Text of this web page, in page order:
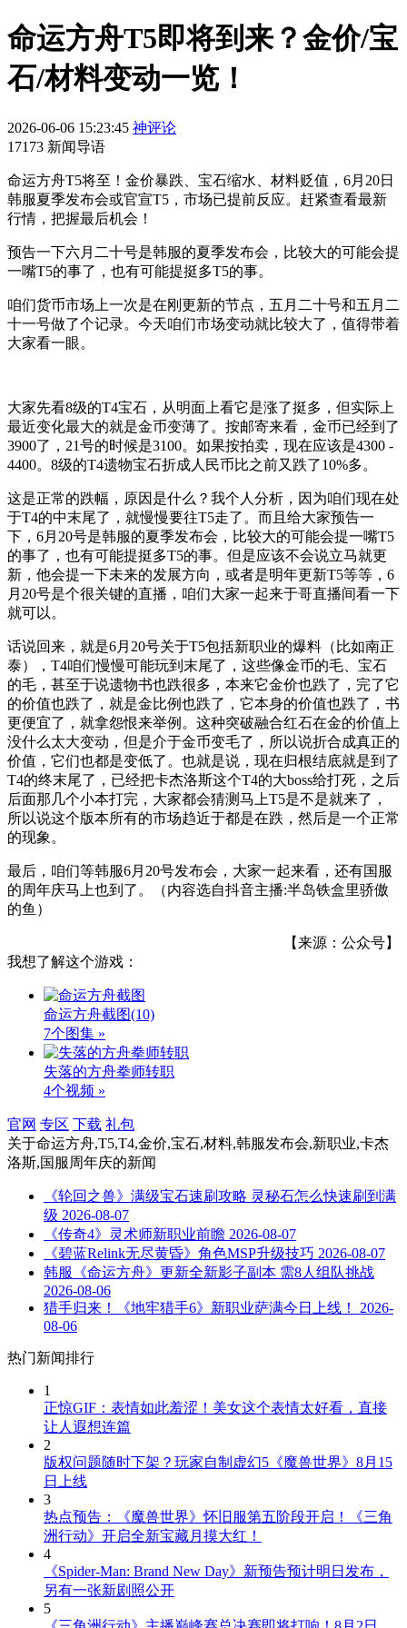
命运方舟T5即将到来？金价/宝
石/材料变动一览！
2026-06-06 15:23:45 神评论
17173 新闻导语
命运方舟T5将至！金价暴跌、宝石缩水、材料贬值，6月20日
韩服夏季发布会或官宣T5，市场已提前反应。赶紧查看最新
行情，把握最后机会！
预告一下六月二十号是韩服的夏季发布会，比较大的可能会提
一嘴T5的事了，也有可能提挺多T5的事。
咱们货币市场上一次是在刚更新的节点，五月二十号和五月二
十一号做了个记录。今天咱们市场变动就比较大了，值得带着
大家看一眼。
大家先看8级的T4宝石，从明面上看它是涨了挺多，但实际上
最近变化最大的就是金币变薄了。按邮寄来看，金币已经到了
3900了，21号的时候是3100。如果按拍卖，现在应该是4300 -
4400。8级的T4遗物宝石折成人民币比之前又跌了10%多。
这是正常的跌幅，原因是什么？我个人分析，因为咱们现在处
于T4的中末尾了，就慢慢要往T5走了。而且给大家预告一
下，6月20号是韩服的夏季发布会，比较大的可能会提一嘴T5
的事了，也有可能提挺多T5的事。但是应该不会说立马就更
新，他会提一下未来的发展方向，或者是明年更新T5等等，6
月20号是个很关键的直播，咱们大家一起来于哥直播间看一下
就可以。
话说回来，就是6月20号关于T5包括新职业的爆料（比如南正
泰），T4咱们慢慢可能玩到末尾了，这些像金币的毛、宝石
的毛，甚至于说遗物书也跌很多，本来它金价也跌了，完了它
的价值也跌了，就是金比例也跌了，它本身的价值也跌了，书
更便宜了，就拿怨恨来举例。这种突破融合红石在金的价值上
没什么太大变动，但是介于金币变毛了，所以说折合成真正的
价值，它们也都是变低了。也就是说，现在归根结底就是到了
T4的终末尾了，已经把卡杰洛斯这个T4的大boss给打死，之后
后面那几个小本打完，大家都会猜测马上T5是不是就来了，
所以说这个版本所有的市场趋近于都是在跌，然后是一个正常
的现象。
最后，咱们等韩服6月20号发布会，大家一起来看，还有国服
的周年庆马上也到了。（内容选自抖音主播:半岛铁盒里骄傲
的鱼）
【来源：公众号】
我想了解这个游戏：
命运方舟截图(10)
7个图集 »
失落的方舟拳师转职
4个视频 »
官网 专区 下载 礼包
关于命运方舟,T5,T4,金价,宝石,材料,韩服发布会,新职业,卡杰
洛斯,国服周年庆的新闻
《轮回之兽》满级宝石速刷攻略 灵秘石怎么快速刷到满
级 2026-08-07
《传奇4》灵术师新职业前瞻 2026-08-07
《碧蓝Relink无尽黄昏》角色MSP升级技巧 2026-08-07
韩服《命运方舟》更新全新影子副本 需8人组队挑战
2026-08-06
猎手归来！《地牢猎手6》新职业萨满今日上线！
2026-
08-06
热门新闻排行
1
正惊GIF：表情如此羞涩！美女这个表情太好看，直接
让人遐想连篇
2
版权问题随时下架？玩家自制虚幻5《魔兽世界》8月15
日上线
3
热点预告：《魔兽世界》怀旧服第五阶段开启！《三角
洲行动》开启全新宝藏月摸大红！
4
《Spider-Man: Brand New Day》新预告预计明日发布，
另有一张新剧照公开
5